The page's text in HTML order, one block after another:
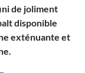
de joliment
disponible
exténuante et